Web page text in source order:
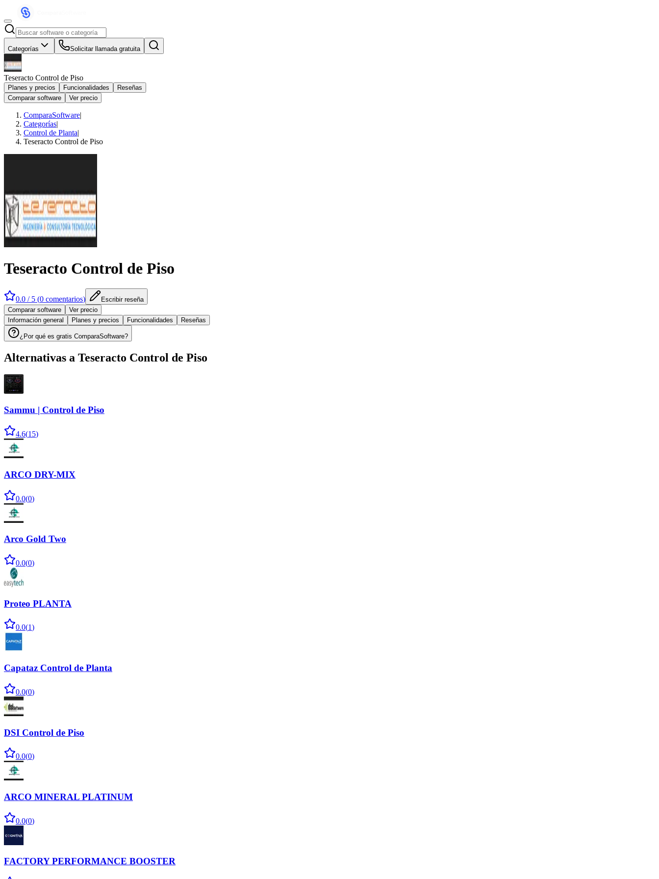
Categorías Solicitar llamada gratuita
Teseracto Control de Piso
Planes y precios Funcionalidades
Reseñas
Comparar software
Ver precio
ComparaSoftware|
Categorías|
Control de Planta|
Teseracto Control de Piso
Teseracto Control de Piso
0.0 / 5 (0 comentarios)
Escribir reseña
Comparar software
Ver precio
Información general
Planes y precios Funcionalidades Reseñas
¿Por qué es gratis ComparaSoftware?
Alternativas a Teseracto Control de Piso
Sammu | Control de Piso
4.6(15)
ARCO DRY-MIX
0.0(0)
Arco Gold Two
0.0(0)
Proteo PLANTA
0.0(1)
Capataz Control de Planta
0.0(0)
DSI Control de Piso
0.0(0)
ARCO MINERAL PLATINUM
0.0(0)
FACTORY PERFORMANCE BOOSTER